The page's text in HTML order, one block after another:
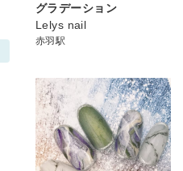
グラデーション
Lelys nail
赤羽駅